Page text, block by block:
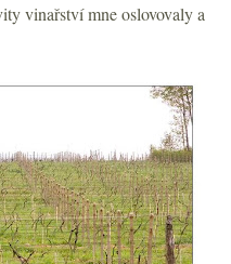
vinařství mne oslovovaly a